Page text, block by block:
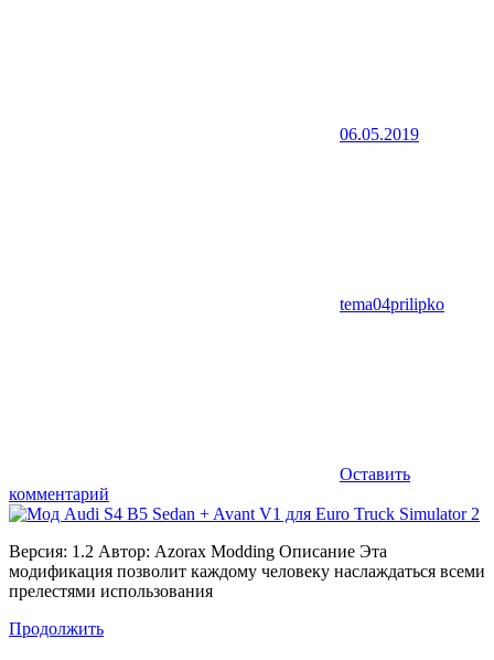
06.05.2019
tema04prilipko
Оставить
комментарий
Версия: 1.2 Автор: Azorax Modding Описание Эта
модификация позволит каждому человеку наслаждаться всеми
прелестями использования
Продолжить